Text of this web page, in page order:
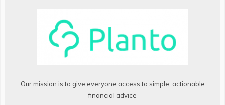
Our mission is to give everyone access to simple, actionable
financial advice